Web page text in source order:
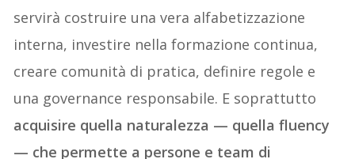
servirà costruire una vera alfabetizzazione
interna, investire nella formazione continua,
creare comunità di pratica, definire regole e
una governance responsabile. E soprattutto
acquisire quella naturalezza — quella fluency
— che permette a persone e team di